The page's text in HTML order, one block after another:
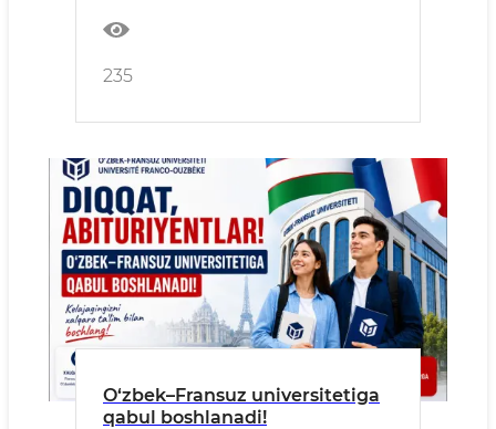
235
O‘zbek–Fransuz universitetiga
qabul boshlanadi!